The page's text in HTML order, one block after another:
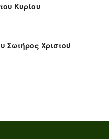
Κυρίου
Σωτήρος Χριστού